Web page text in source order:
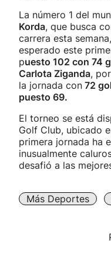
La número 1 del
Korda, que busca
carrera esta
esperado este
puesto 102 con 74
Carlota Ziganda,
la jornada con 72
puesto 69.
El torneo se está
Golf Club, ubicado
primera jornada ha
inusualmente
desafió a las
Más Deportes